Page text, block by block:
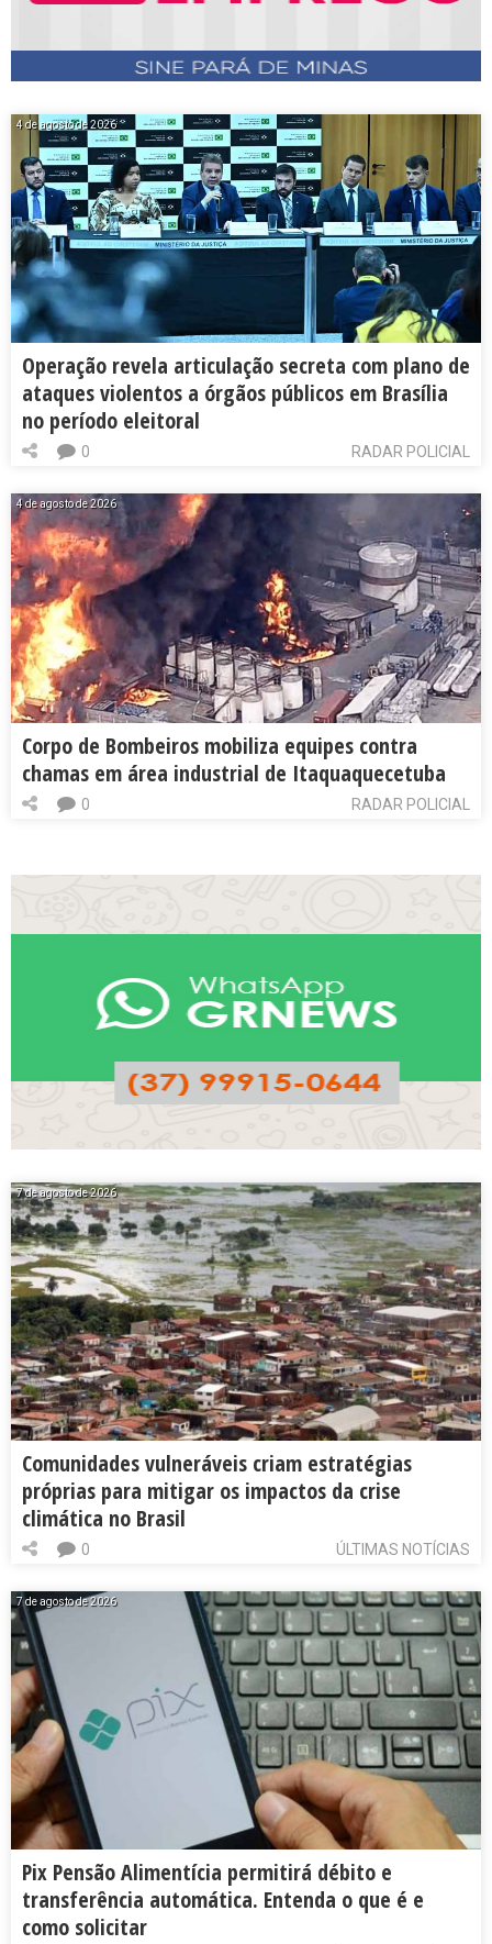
4 de agosto de 2026
Operação revela articulação secreta com plano de
ataques violentos a órgãos públicos em Brasília
no período eleitoral
RADAR POLICIAL
0
4 de agosto de 2026
Corpo de Bombeiros mobiliza equipes contra
chamas em área industrial de Itaquaquecetuba
RADAR POLICIAL
0
7 de agosto de 2026
Comunidades vulneráveis criam estratégias
próprias para mitigar os impactos da crise
climática no Brasil
ÚLTIMAS NOTÍCIAS
0
7 de agosto de 2026
Pix Pensão Alimentícia permitirá débito e
transferência automática. Entenda o que é e
como solicitar